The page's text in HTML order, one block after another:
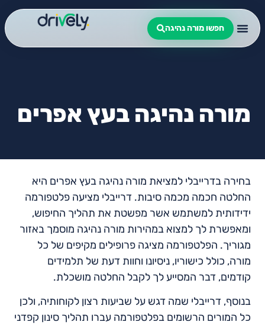
חפשו מורה נהיגה
מורה נהיגה בעץ אפרים
בחירה בדרייבלי למציאת מורה נהיגה בעץ אפרים היא
החלטה חכמה מכמה סיבות. דרייבלי מציעה פלטפורמה
ידידותית למשתמש אשר מפשטת את תהליך החיפוש,
ומאפשרת לך למצוא במהירות מורה נהיגה מוסמך באזור
מגוריך. הפלטפורמה מציגה פרופילים מקיפים של כל
מורה, כולל כישוריו, ניסיונו וחוות דעת של תלמידים
קודמים, דבר המסייע לך לקבל החלטה מושכלת.
בנוסף, דרייבלי שמה דגש על שביעות רצון לקוחותיה, ולכן
כל המורים הרשומים בפלטפורמה עברו תהליך סינון קפדני